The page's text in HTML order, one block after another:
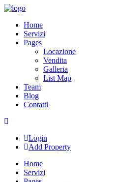
Skip
contentHome
Servizi
Pages
Locazione
Vendita
Galleria
List Map
Team
Blog
Contatti
Login
Add Property
Home
Servizi